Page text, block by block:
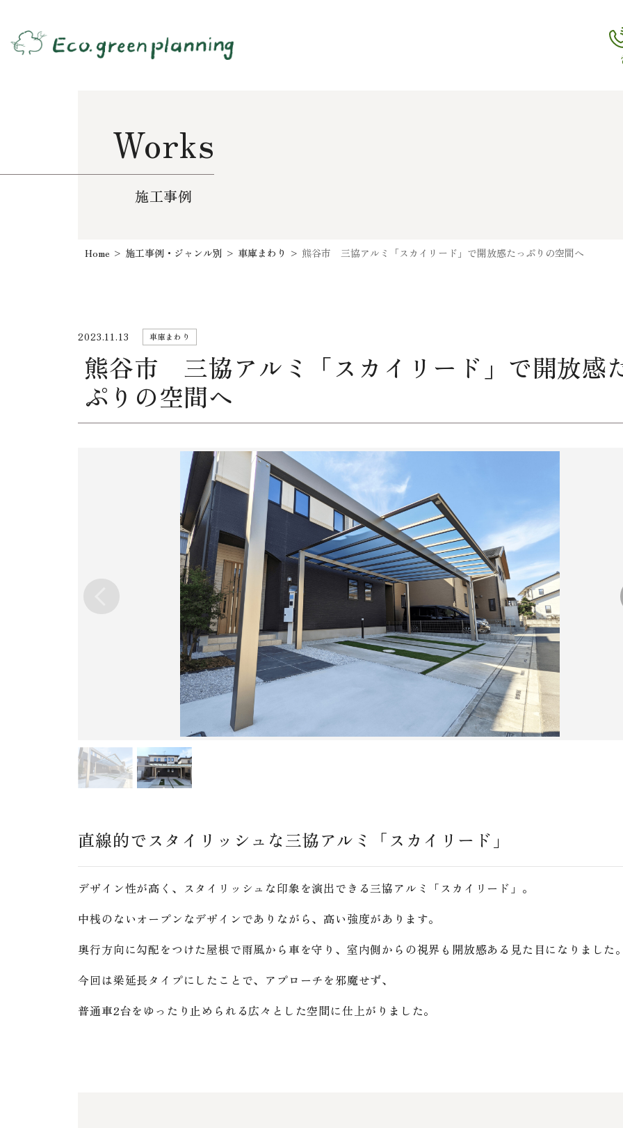
Works
施工事例
Home > 施工事例・ジャンル別 > 車庫まわり > 熊谷市 三協アルミ「スカイリード」で開放感たっぷりの空間へ
2023.11.13 車庫まわり
熊谷市 三協アルミ「スカイリード」で開放感
ぷりの空間へ
直線的でスタイリッシュな三協アルミ「スカイリード」
デザイン性が高く、スタイリッシュな印象を演出できる三協アルミ「スカイリード」。
中桟のないオープンなデザインでありながら、高い強度があります。
奥行方向に勾配をつけた屋根で雨風から車を守り、室内側からの視界も開放感ある見た目になりました
今回は梁延長タイプにしたことで、アプローチを邪魔せず、
普通車2台をゆったり止められる広々とした空間に仕上がりました。